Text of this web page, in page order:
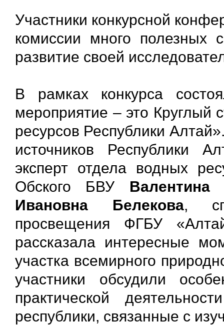
Участники конкурсной
комиссии много полезных
развитие своей
В рамках конкурса
мероприятие – это Круглый
ресурсов Республики
источников Республики
эксперт отдела водных
Обского БВУ
Ивановна Белекова,
просвещения ФГБУ
рассказала интересные
участка всемирного
участники обсудили
практической
республики, связанные с